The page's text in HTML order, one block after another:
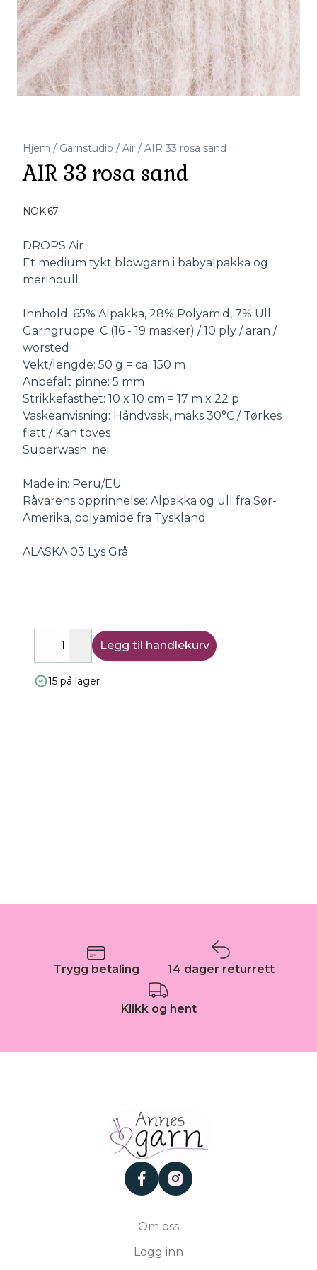
Hjem / Garnstudio / Air / AIR 33 rosa sand
AIR 33 rosa sand
NOK 67
Description
DROPS Air
Et medium tykt blowgarn i babyalpakka og
merinoull
Innhold: 65% Alpakka, 28% Polyamid, 7% Ull
Garngruppe: C (16 - 19 masker) / 10 ply / aran /
worsted
Vekt/lengde: 50 g = ca. 150 m
Anbefalt pinne: 5 mm
Strikkefasthet: 10 x 10 cm = 17 m x 22 p
Vaskeanvisning: Håndvask, maks 30°C / Tørkes
flatt / Kan toves
Superwash: nei
Made in: Peru/EU
Råvarens opprinnelse: Alpakka og ull fra Sør-
Amerika, polyamide fra Tyskland
ALASKA 03 Lys Grå
DecreaseIncrease
Legg til handlekurv
15 på lager
Trygg betaling 14 dager returrett
Klikk og hent
facebookinstagram
Om oss
Logg inn